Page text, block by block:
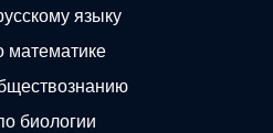
языку
математике
биологии